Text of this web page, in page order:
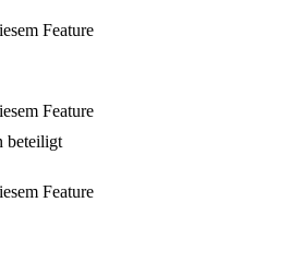
Feature
Feature
beteiligt
Feature